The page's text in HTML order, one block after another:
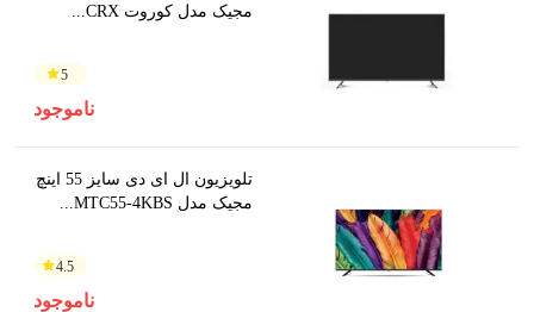
مجیک مدل کوروت CRX...
5
ناموجود
تلویزیون ال ای دی سایز 55 اینچ
مجیک مدل MTC55-4KBS...
4.5
ناموجود